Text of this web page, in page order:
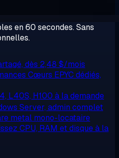
en 60 secondes. Sans
dès 2,48 $/mois
Cœurs EPYC dédiés,
L40S, H100 à la demande
Server, admin complet
metal mono-locataire
CPU, RAM et disque à la